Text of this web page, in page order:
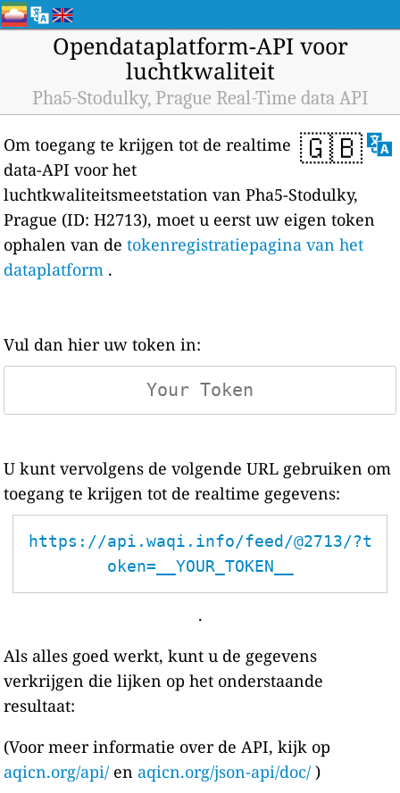
Opendataplatform-API voor
luchtkwaliteit
Pha5-Stodulky, Prague Real-Time data API
🇬🇧
Om toegang te krijgen tot de realtime
data-API voor het
luchtkwaliteitsmeetstation van Pha5-Stodulky,
Prague (ID: H2713), moet u eerst uw eigen token
ophalen van detokenregistratiepagina van het
dataplatform .
Vul dan hier uw token in:
U kunt vervolgens de volgende URL gebruiken om
toegang te krijgen tot de realtime gegevens:
https://api.waqi.info/feed/@2713/?t
oken=__YOUR_TOKEN__
.
Als alles goed werkt, kunt u de gegevens
verkrijgen die lijken op het onderstaande
resultaat:
(Voor meer informatie over de API, kijk op
aqicn.org/api/ en aqicn.org/json-api/doc/ )